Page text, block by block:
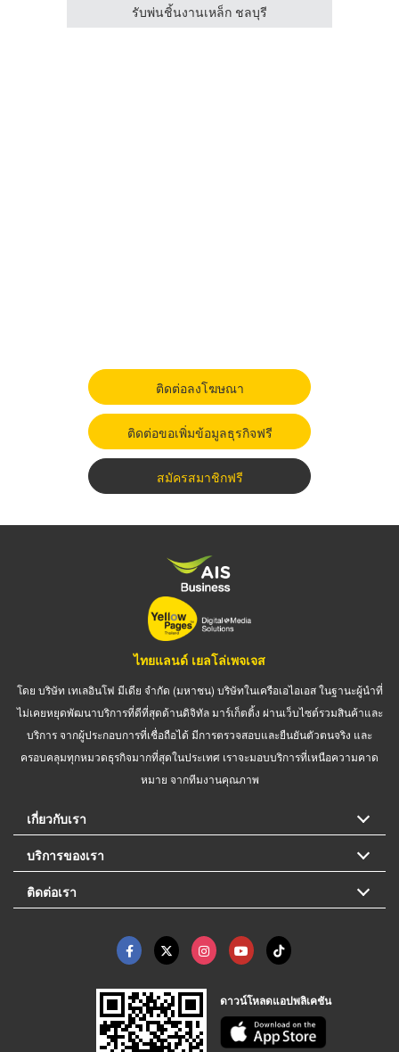
รับพ่นชิ้นงานเหล็ก ชลบุรี
ติดต่อลงโฆษณา
ติดต่อขอเพิ่มข้อมูลธุรกิจฟรี
สมัครสมาชิกฟรี
ไทยแลนด์ เยลโล่เพจเจส
โดย บริษัท เทเลอินโฟ มีเดีย จำกัด (มหาชน) บริษัทในเครือเอไอเอส ในฐานะผู้นำที่
ไม่เคยหยุดพัฒนาบริการที่ดีที่สุดด้านดิจิทัล มาร์เก็ตติ้ง ผ่านเว็บไซต์รวมสินค้าและ
บริการ จากผู้ประกอบการที่เชื่อถือได้ มีการตรวจสอบและยืนยันตัวตนจริง และ
ครอบคลุมทุกหมวดธุรกิจมากที่สุดในประเทศ เราจะมอบบริการที่เหนือความคาด
หมาย จากทีมงานคุณภาพ
เกี่ยวกับเรา
บริการของเรา
ติดต่อเรา
ดาวน์โหลดแอปพลิเคชัน